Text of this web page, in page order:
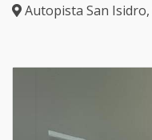
Autopista San Isidro,